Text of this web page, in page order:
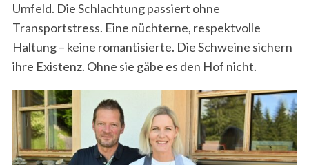
Umfeld. Die Schlachtung passiert ohne
Transportstress. Eine nüchterne, respektvolle
Haltung – keine romantisierte. Die Schweine sichern
ihre Existenz. Ohne sie gäbe es den Hof nicht.